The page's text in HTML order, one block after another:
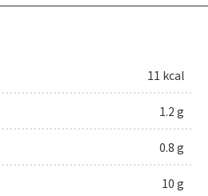
11 kcal
1.2 g
0.8 g
10 g